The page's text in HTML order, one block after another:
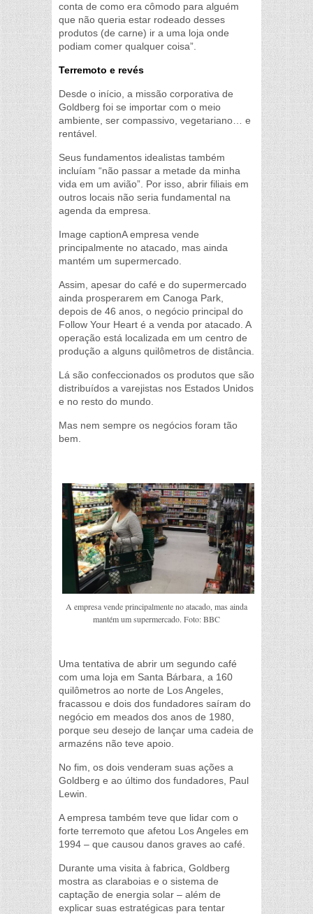
conta de como era cômodo para alguém
que não queria estar rodeado desses
produtos (de carne) ir a uma loja onde
podiam comer qualquer coisa”.
Terremoto e revés
Desde o início, a missão corporativa de
Goldberg foi se importar com o meio
ambiente, ser compassivo, vegetariano… e
rentável.
Seus fundamentos idealistas também
incluíam “não passar a metade da minha
vida em um avião”. Por isso, abrir filiais em
outros locais não seria fundamental na
agenda da empresa.
Image captionA empresa vende
principalmente no atacado, mas ainda
mantém um supermercado.
Assim, apesar do café e do supermercado
ainda prosperarem em Canoga Park,
depois de 46 anos, o negócio principal do
Follow Your Heart é a venda por atacado. A
operação está localizada em um centro de
produção a alguns quilômetros de distância.
Lá são confeccionados os produtos que são
distribuídos a varejistas nos Estados Unidos
e no resto do mundo.
Mas nem sempre os negócios foram tão
bem.
A empresa vende principalmente no atacado, mas ainda
mantém um supermercado. Foto: BBC
Uma tentativa de abrir um segundo café
com uma loja em Santa Bárbara, a 160
quilômetros ao norte de Los Angeles,
fracassou e dois dos fundadores saíram do
negócio em meados dos anos de 1980,
porque seu desejo de lançar uma cadeia de
armazéns não teve apoio.
No fim, os dois venderam suas ações a
Goldberg e ao último dos fundadores, Paul
Lewin.
A empresa também teve que lidar com o
forte terremoto que afetou Los Angeles em
1994 – que causou danos graves ao café.
Durante uma visita à fabrica, Goldberg
mostra as claraboias e o sistema de
captação de energia solar – além de
explicar suas estratégicas para tentar